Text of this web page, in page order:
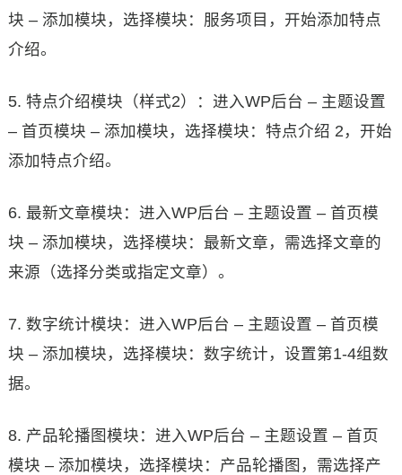
块 – 添加模块，选择模块：服务项目，开始添加特点
介绍。
5. 特点介绍模块（样式2）：进入WP后台 – 主题设置
– 首页模块 – 添加模块，选择模块：特点介绍 2，开始
添加特点介绍。
6. 最新文章模块：进入WP后台 – 主题设置 – 首页模
块 – 添加模块，选择模块：最新文章，需选择文章的
来源（选择分类或指定文章）。
7. 数字统计模块：进入WP后台 – 主题设置 – 首页模
块 – 添加模块，选择模块：数字统计，设置第1-4组数
据。
8. 产品轮播图模块：进入WP后台 – 主题设置 – 首页
模块 – 添加模块，选择模块：产品轮播图，需选择产